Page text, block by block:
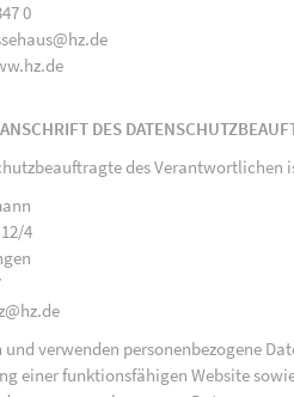
0
DES
des Verantwortlichen
4
und verwenden personenbezogene
einer funktionsfähigen Website